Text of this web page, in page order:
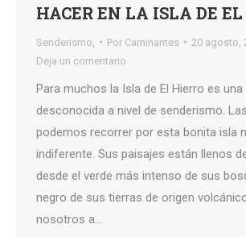
HACER EN LA ISLA DE
Senderismo, Por Caminantes
20 agosto,
Deja un comentario
Para muchos la Isla de El Hierro es una
desconocida a nivel de senderismo.
podemos recorrer por esta bonita isla
indiferente. Sus paisajes están llenos
desde el verde más intenso de sus
negro de sus tierras de origen
nosotros a…